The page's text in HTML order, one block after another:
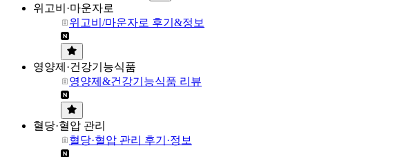
위고비·마운자로
위고비/마운자로 후기&정보
영양제·건강기능식품
영양제&건강기능식품 리뷰
혈당·혈압 관리
혈당·혈압 관리 후기·정보